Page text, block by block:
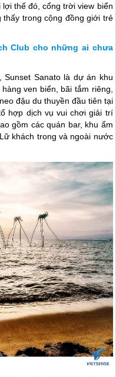
thế đó, cổng trời view biển
trong cộng đồng giới trẻ
Club cho những ai chưa
Sunset Sanato là dự án khu
ven biển, bãi tắm riêng,
đậu du thuyền đầu tiên tại
hợp dịch vụ vui chơi giải trí
gồm các quán bar, khu ẩm
khách trong và ngoài nước